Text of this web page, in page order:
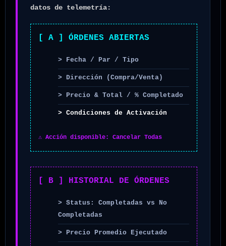
datos de telemetría:
[ A ] ÓRDENES ABIERTAS
> Fecha / Par / Tipo
> Dirección (Compra/Venta)
> Precio & Total / % Completado
> Condiciones de Activación
⚠️ Acción disponible: Cancelar Todas
[ B ] HISTORIAL DE ÓRDENES
> Status: Completadas vs No
Completadas
> Precio Promedio Ejecutado